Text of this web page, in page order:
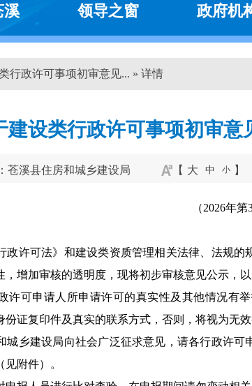
溪 领导之窗 政府机
行政许可事项初审意见... » 详情
建设类行政许可事项初审意
苍溪县住房和城乡建设局 【 大 中 小 】
（2026年第
政许可法》和建设类资质管理相关法律、法规
增加审核的透明度，现将初步审核意见公示，以
许可申请人所申请许可的真实性及其他情况有
证复印件及真实的联系方式，否则，将视为无效
城乡建设局向社会广泛征求意见，请各行政许
附件）。